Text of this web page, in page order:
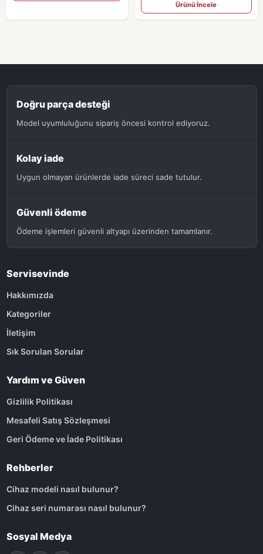
Ürünü İncele
Doğru parça desteği
Model uyumluluğunu sipariş öncesi kontrol ediyoruz.
Kolay iade
Uygun olmayan ürünlerde iade süreci sade tutulur.
Güvenli ödeme
Ödeme işlemleri güvenli altyapı üzerinden tamamlanır.
Servisevinde
Hakkımızda
Kategoriler
İletişim
Sık Sorulan Sorular
Yardım ve Güven
Gizlilik Politikası
Mesafeli Satış Sözleşmesi
Geri Ödeme ve İade Politikası
Rehberler
Cihaz modeli nasıl bulunur?
Cihaz seri numarası nasıl bulunur?
Sosyal Medya